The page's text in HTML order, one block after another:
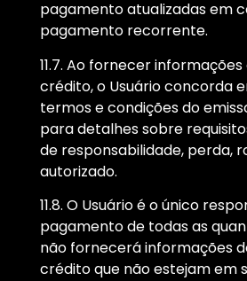
pagamento atualizadas em
pagamento recorrente.
11.7. Ao fornecer
crédito, o Usuário concorda
termos e condições do
para detalhes sobre
de responsabilidade, perda,
autorizado.
11.8. O Usuário é o único
pagamento de todas as
não fornecerá informações
crédito que não estejam em